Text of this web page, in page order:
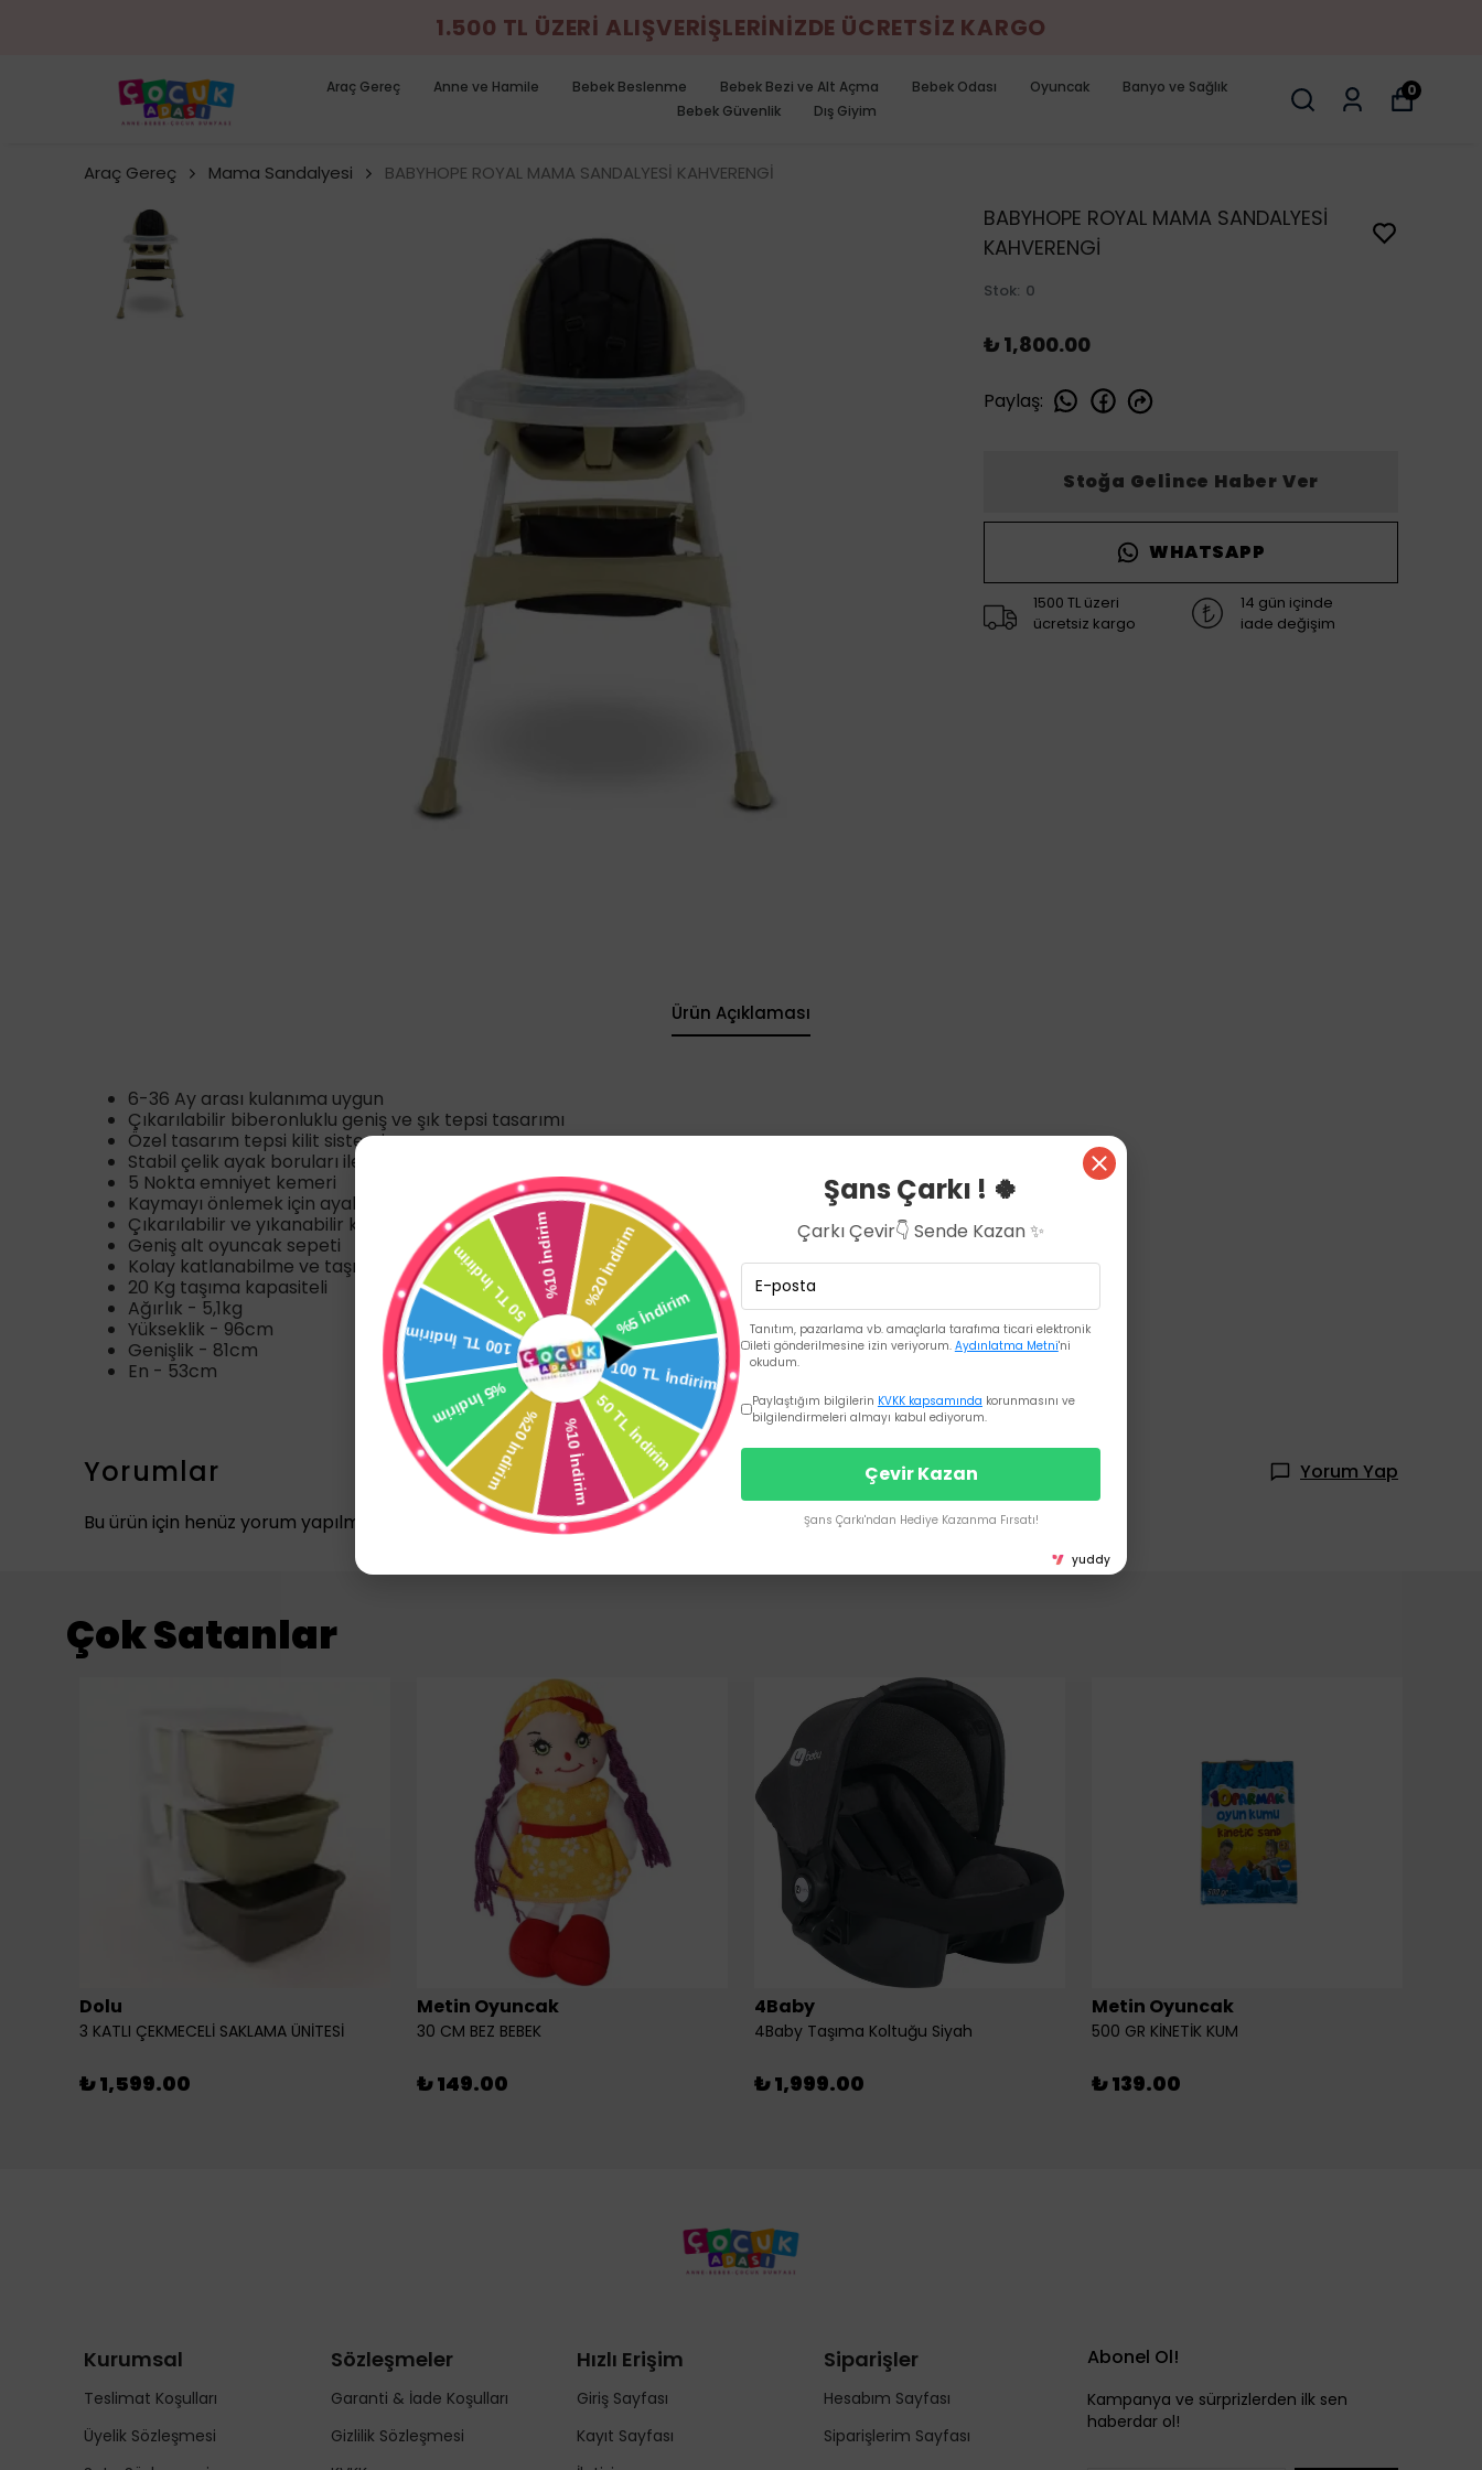
1.500 TL ÜZERİ ALIŞVERİŞLERİNİZDE ÜCRETSİZ KARGO
Araç Gereç Anne ve Hamile Bebek Beslenme Bebek Bezi ve Alt Açma Bebek Odası Oyuncak
Banyo ve Sağlık
Bebek Güvenlik
Dış Giyim
0
Araç Gereç Mama Sandalyesi BABYHOPE ROYAL MAMA SANDALYESİ KAHVERENGİ
BABYHOPE ROYAL MAMA SANDALYESİ
KAHVERENGİ
Stok: 0
₺ 1,800.00
Paylaş:
Stoğa Gelince Haber Ver
WHATSAPP
1500 TL üzeri
ücretsiz kargo
14 gün içinde
iade değişim
Ürün Açıklaması
6-36 Ay arası kulanıma uygun
Çıkarılabilir biberonluklu geniş ve şık tepsi tasarımı
Özel tasarım tepsi kilit sistemi
Stabil çelik ayak boruları ile daha güvenli tasarım
5 Nokta emniyet kemeri
Kaymayı önlemek için ayak altlarında pvs taban
Çıkarılabilir ve yıkanabilir koltuk kılıfı
Geniş alt oyuncak sepeti
Kolay katlanabilme ve taşınabilme özelliği
20 Kg taşıma kapasiteli
Ağırlık - 5,1kg
Yükseklik - 96cm
Genişlik - 81cm
En - 53cm
Yorumlar
Yorum Yap
Bu ürün için henüz yorum yapılmamış.
Çok Satanlar
Dolu
3 KATLI ÇEKMECELİ SAKLAMA ÜNİTESİ
₺ 1,599.00
Metin Oyuncak
30 CM BEZ BEBEK
₺ 149.00
4Baby
4Baby Taşıma Koltuğu Siyah
₺ 1,999.00
Metin Oyuncak
500 GR KİNETİK KUM
₺ 139.00
Kurumsal
Teslimat Koşulları
Üyelik Sözleşmesi
Sözleşmeler
Garanti & İade Koşulları
Gizlilik Sözleşmesi
Hızlı Erişim
Giriş Sayfası
Kayıt Sayfası
Siparişler
Hesabım Sayfası
Siparişlerim Sayfası
Abonel Ol!
Kampanya ve sürprizlerden ilk sen
haberdar ol!
Şans Çarkı ! 🍀
Çarkı Çevir👇 Sende Kazan ✨
Tanıtım, pazarlama vb. amaçlarla tarafıma ticari elektronik
ileti gönderilmesine izin veriyorum. Aydınlatma Metni'ni
okudum.
Paylaştığım bilgilerin KVKK kapsamında korunmasını ve
bilgilendirmeleri almayı kabul ediyorum.
Çevir Kazan
Şans Çarkı'ndan Hediye Kazanma Fırsatı!
yuddy